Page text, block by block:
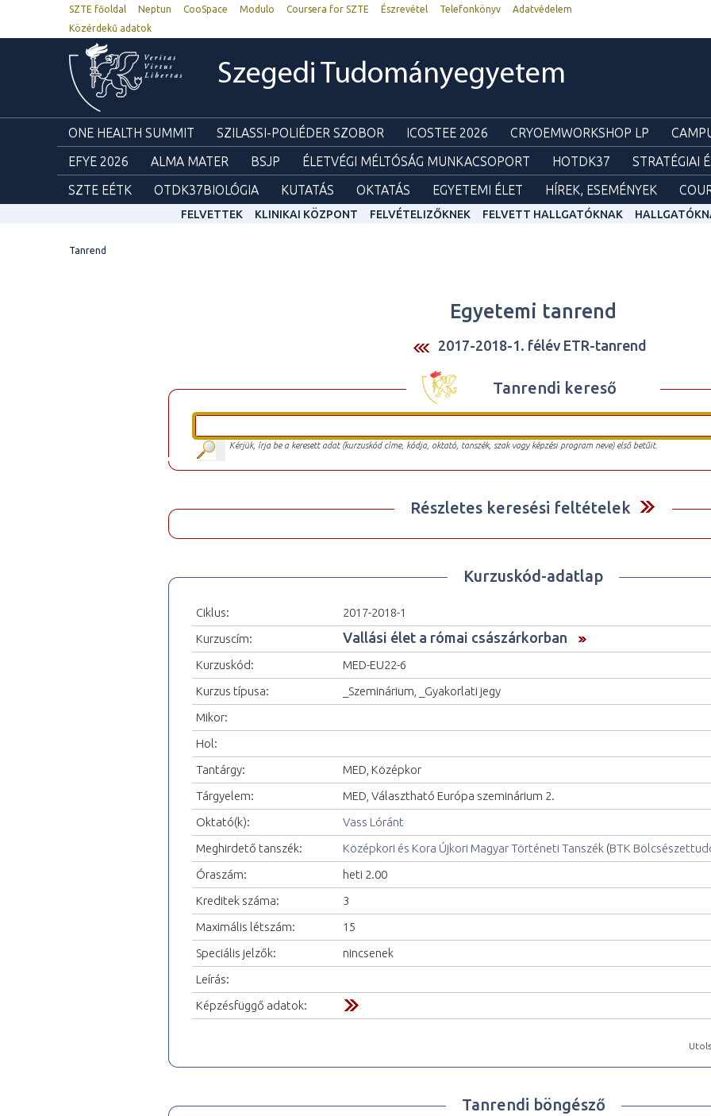
SZTE főoldal Neptun CooSpace Modulo Coursera for SZTE Észrevétel Telefonkönyv
Adatvédelem
Közérdekű adatok
Szegedi Tudományegyetem
ONE HEALTH SUMMIT SZILASSI-POLIÉDER SZOBOR ICOSTEE 2026 CRYOEMWORKSHOP LP
EFYE 2026
ALMA MATER BSJP ÉLETVÉGI MÉLTÓSÁG MUNKACSOPORT HOTDK37 STRATÉGIAI
SZTE EÉTK
OTDK37BIOLÓGIA KUTATÁS OKTATÁS EGYETEMI ÉLET HÍREK, ESEMÉNYEK
FELVETTEK KLINIKAI KÖZPONT FELVÉTELIZŐKNEK FELVETT HALLGATÓKNAK
Tanrend
Egyetemi tanrend
2017-2018-1. félév ETR-tanrend
Tanrendi kereső
Kérjük, írja be a keresett adat (kurzuskód címe, kódja, oktató, tanszék, szak vagy képzési program neve) első betűit.
Részletes keresési feltételek
Kurzuskód-adatlap
Ciklus:
2017-2018-1
Kurzuscím:
Vallási élet a római császárkorban
Kurzuskód:
MED-EU22-6
Kurzus típusa:
_Szeminárium, _Gyakorlati jegy
Mikor:
Hol:
Tantárgy:
MED, Középkor
Tárgyelem:
MED, Választható Európa szeminárium 2.
Oktató(k):
Vass Lóránt
Meghirdető tanszék:
Középkori és Kora Újkori Magyar Történeti Tanszék (BTK
Óraszám:
heti 2.00
Kreditek száma:
3
Maximális létszám:
15
Speciális jelzők:
nincsenek
Leírás:
Képzésfüggő adatok:
Tanrendi böngésző